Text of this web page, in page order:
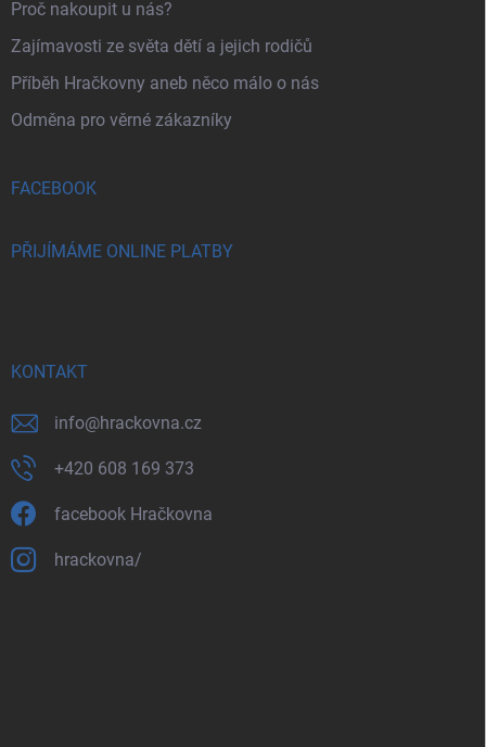
Proč nakoupit u nás?
Zajímavosti ze světa dětí a jejich rodičů
Příběh Hračkovny aneb něco málo o nás
Odměna pro věrné zákazníky
FACEBOOK
PŘIJÍMÁME ONLINE PLATBY
KONTAKT
info@hrackovna.cz
+420 608 169 373
facebook Hračkovna
hrackovna/